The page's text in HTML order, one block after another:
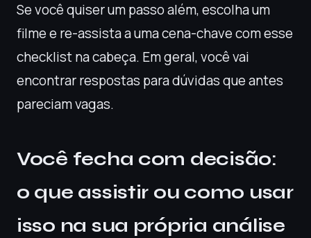
Se você quiser um passo além, escolha um
filme e re-assista a uma cena-chave com esse
checklist na cabeça. Em geral, você vai
encontrar respostas para dúvidas que antes
pareciam vagas.
Você fecha com decisão:
o que assistir ou como usar
isso na sua própria análise